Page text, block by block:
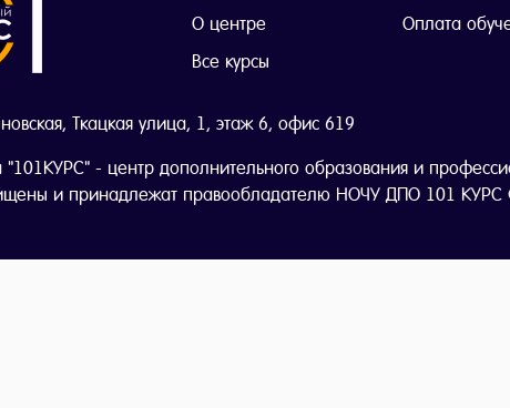
О центре
Все курсы
Оплата
Ткацкая улица, 1, этаж 6, офис 619
- центр дополнительного образования и
и принадлежат правообладателю НОЧУ ДПО 101